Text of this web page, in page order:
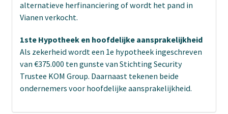
alternatieve herfinanciering of wordt het pand in
Vianen verkocht.
1ste Hypotheek en hoofdelijke aansprakelijkheid
Als zekerheid wordt een 1e hypotheek ingeschreven
van €375.000 ten gunste van Stichting Security
Trustee KOM Group. Daarnaast tekenen beide
ondernemers voor hoofdelijke aansprakelijkheid.